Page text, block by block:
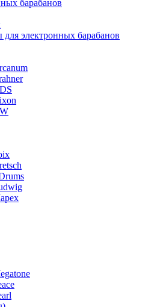
барабанов
электронных барабанов